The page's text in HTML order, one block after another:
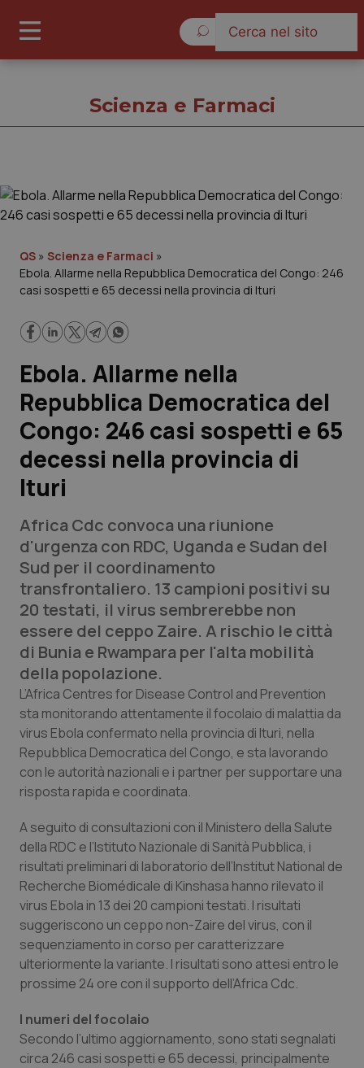
Governo e Parlamento
Regioni e Asl
Lavoro e Professioni
Scienza e Farmaci
Studi e Analisi
Lettere al direttore
Edizioni Regionali
QS Pro
Professionisti Sanitari.AI
Abruzzo
Basilicata
Calabria
Campania
Emilia-Romagna
Friuli Venezia Giulia
Lazio
Liguria
Lombardia
Marche
QS Pro Gold
Artrite & artrosi
Asma & BPCO
Car-T
Colesterolo & coronaropatie
Dermatite Atopica
Diabete & glucometri
Disturbi dell’umore
Dolore
Donna & Salute
QS Club Newsletter
Scienza e Farmaci
QS » Scienza e Farmaci »
Ebola. Allarme nella Repubblica Democratica del Congo: 246
casi sospetti e 65 decessi nella provincia di Ituri
Ebola. Allarme nella
Repubblica Democratica del
Congo: 246 casi sospetti e 65
decessi nella provincia di
Ituri
Africa Cdc convoca una riunione
d'urgenza con RDC, Uganda e Sudan del
Sud per il coordinamento
transfrontaliero. 13 campioni positivi su
20 testati, il virus sembrerebbe non
essere del ceppo Zaire. A rischio le città
di Bunia e Rwampara per l'alta mobilità
della popolazione.
L’Africa Centres for Disease Control and Prevention
sta monitorando attentamente il focolaio di malattia da
virus Ebola confermato nella provincia di Ituri, nella
Repubblica Democratica del Congo, e sta lavorando
con le autorità nazionali e i partner per supportare una
risposta rapida e coordinata.
A seguito di consultazioni con il Ministero della Salute
della RDC e l’Istituto Nazionale di Sanità Pubblica, i
risultati preliminari di laboratorio dell’Institut National de
Recherche Biomédicale di Kinshasa hanno rilevato il
virus Ebola in 13 dei 20 campioni testati. I risultati
suggeriscono un ceppo non-Zaire del virus, con il
sequenziamento in corso per caratterizzare
ulteriormente la variante. I risultati sono attesi entro le
prossime 24 ore con il supporto dell’Africa Cdc.
I numeri del focolaio
Secondo l’ultimo aggiornamento, sono stati segnalati
circa 246 casi sospetti e 65 decessi, principalmente